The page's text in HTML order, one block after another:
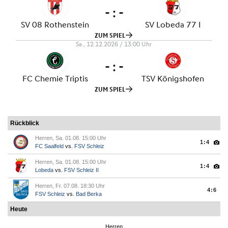
Rückblick
Herren, Sa. 01.08. 15:00 Uhr
FC Saalfeld vs. FSV Schleiz
1:4
Herren, Sa. 01.08. 15:00 Uhr
Lobeda vs. FSV Schleiz II
1:4
Herren, Fr. 07.08. 18:30 Uhr
FSV Schleiz vs. Bad Berka
4:6
Heute
Herren